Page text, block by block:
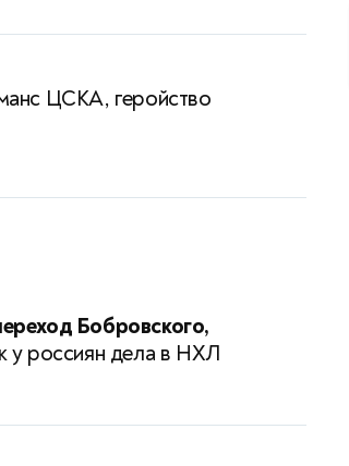
ЦСКА, геройство
Бобровского,
у россиян дела в НХЛ